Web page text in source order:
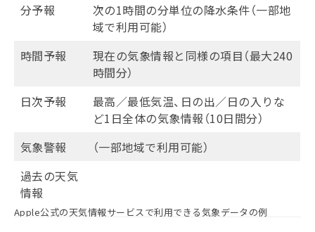
分予報
次の1時間の分単位の降水条件（一部地
域で利用可能）
時間予報
現在の気象情報と同様の項目（最大240
時間分）
日次予報
最高／最低気温、日の出／日の入りな
ど1日全体の気象情報（10日間分）
気象警報
（一部地域で利用可能）
過去の天気
情報
Apple公式の天気情報サービスで利用できる気象データの例